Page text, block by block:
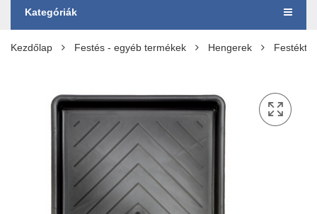
Kategóriák
Kezdőlap Festés - egyéb termékek Hengerek Festéktál